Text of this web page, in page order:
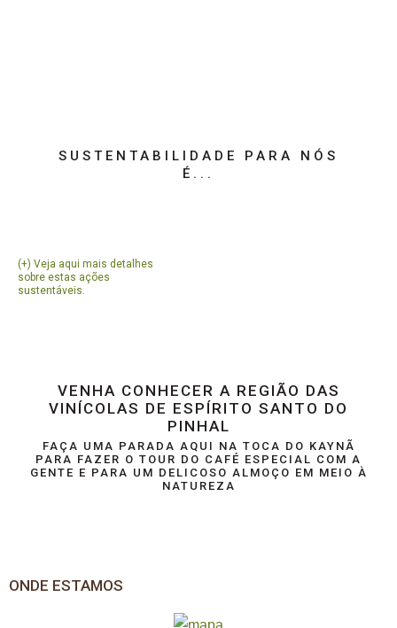
SUSTENTABILIDADE PARA NÓS
É...
(+) Veja aqui mais detalhes
sobre estas ações
sustentáveis.
VENHA CONHECER A REGIÃO DAS
VINÍCOLAS DE ESPÍRITO SANTO DO
PINHAL
FAÇA UMA PARADA AQUI NA TOCA DO KAYNÃ
PARA FAZER O TOUR DO CAFÉ ESPECIAL COM A
GENTE E PARA UM DELICOSO ALMOÇO EM MEIO À
NATUREZA
ONDE ESTAMOS